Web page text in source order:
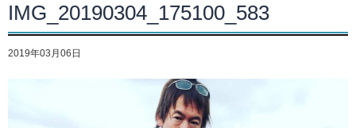
IMG_20190304_175100_583
2019年03月06日